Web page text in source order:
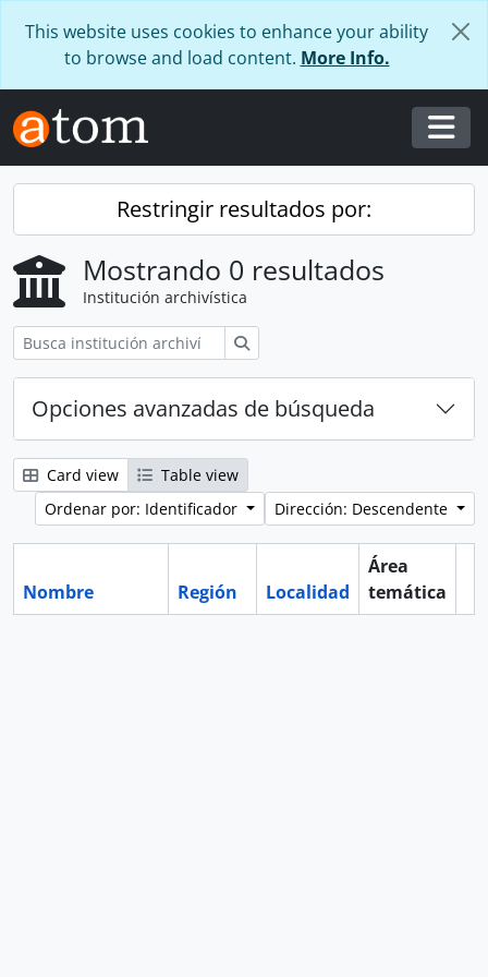
This website uses cookies to enhance your ability
to browse and load content. More Info.
Restringir resultados por:
Mostrando 0 resultados
Institución archivística
Opciones avanzadas de búsqueda
Card view
Table view
Ordenar por: Identificador
Dirección: Descendente
Nombre Región Localidad
Área
temática